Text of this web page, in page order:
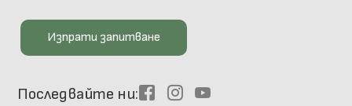
Изпрати запитване
Последвайте ни FacebookInstagram